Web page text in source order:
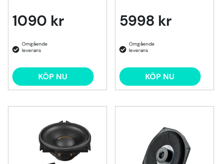
1090 kr
KÖP NU
5998 kr
KÖP NU